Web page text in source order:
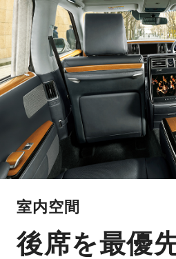
室内空間
後席を最優